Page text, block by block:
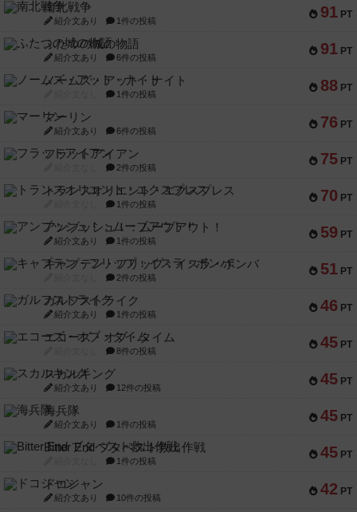
91 PT
南北戦争
紹介文あり 1件の投稿
91 PT
ふたつの城の物語
紹介文あり 6件の投稿
88 PT
ノームズ・アット・ナイト
1件の投稿
76 PT
マーリン
紹介文あり 6件の投稿
75 PT
フラットアイアン
2件の投稿
70 PT
トランスオリエント・エクスプレス
1件の投稿
59 PT
アンブッシュ！：ムーブアウト！
紹介文あり 1件の投稿
51 PT
キャプテン・フリップ：イスラ・ボンバ
2件の投稿
46 PT
ガルフストライク
紹介文あり 1件の投稿
45 PT
エコーズ・オブ・タイム
8件の投稿
45 PT
スカルキング
紹介文あり 12件の投稿
45 PT
海兵隊
紹介文あり 1件の投稿
45 PT
Bitter End ブタペスト救出作戦
1件の投稿
42 PT
ドコジャン
紹介文あり 10件の投稿